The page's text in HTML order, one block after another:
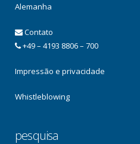
Alemanha
Contato
+49 – 4193 8806 – 700
Impressão e privacidade
Whistleblowing
pesquisa